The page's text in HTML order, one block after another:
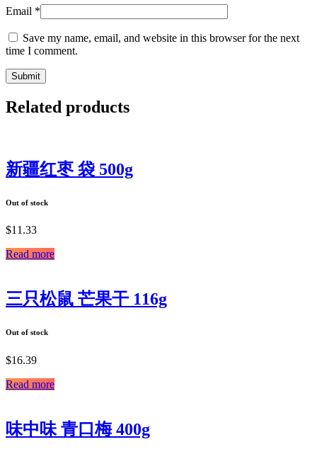
Email *
Save my name, email, and website in this browser for the next
time I comment.
Related products
新疆红枣 袋 500g
Out of stock
$11.33
Read more
三只松鼠 芒果干 116g
Out of stock
$16.39
Read more
味中味 青口梅 400g